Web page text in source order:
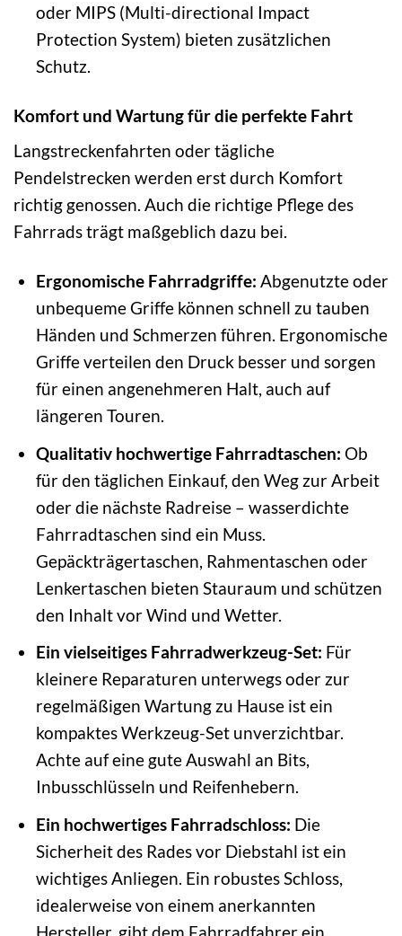
oder MIPS (Multi-directional Impact
Protection System) bieten zusätzlichen
Schutz.
Komfort und Wartung für die perfekte Fahrt
Langstreckenfahrten oder tägliche
Pendelstrecken werden erst durch Komfort
richtig genossen. Auch die richtige Pflege des
Fahrrads trägt maßgeblich dazu bei.
Ergonomische Fahrradgriffe: Abgenutzte oder
unbequeme Griffe können schnell zu tauben
Händen und Schmerzen führen. Ergonomische
Griffe verteilen den Druck besser und sorgen
für einen angenehmeren Halt, auch auf
längeren Touren.
Qualitativ hochwertige Fahrradtaschen: Ob
für den täglichen Einkauf, den Weg zur Arbeit
oder die nächste Radreise – wasserdichte
Fahrradtaschen sind ein Muss.
Gepäckträgertaschen, Rahmentaschen oder
Lenkertaschen bieten Stauraum und schützen
den Inhalt vor Wind und Wetter.
Ein vielseitiges Fahrradwerkzeug-Set: Für
kleinere Reparaturen unterwegs oder zur
regelmäßigen Wartung zu Hause ist ein
kompaktes Werkzeug-Set unverzichtbar.
Achte auf eine gute Auswahl an Bits,
Inbusschlüsseln und Reifenhebern.
Ein hochwertiges Fahrradschloss: Die
Sicherheit des Rades vor Diebstahl ist ein
wichtiges Anliegen. Ein robustes Schloss,
idealerweise von einem anerkannten